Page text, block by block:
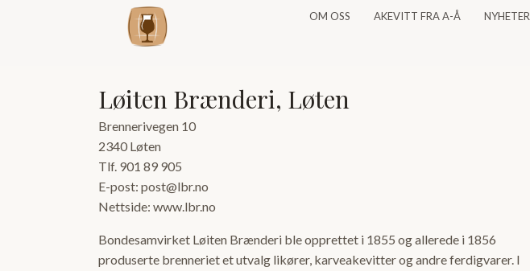
OM OSS AKEVITT FRA A-Å NYHETER
Løiten Brænderi, Løten
Brennerivegen 10
2340 Løten
Tlf. 901 89 905
E-post: post@lbr.no
Nettside: www.lbr.no
Bondesamvirket Løiten Brænderi ble opprettet i 1855 og allerede i 1856
produserte brenneriet et utvalg likører, karveakevitter og andre ferdigvarer. I